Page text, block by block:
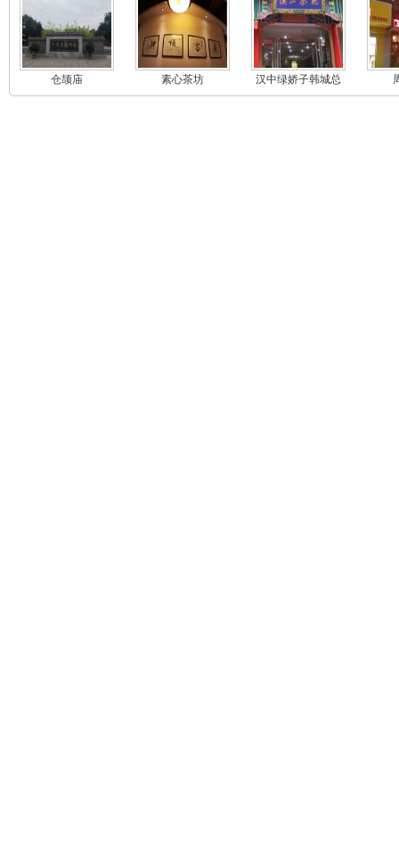
仓颉庙 素心茶坊
汉中绿娇子韩城总
代理